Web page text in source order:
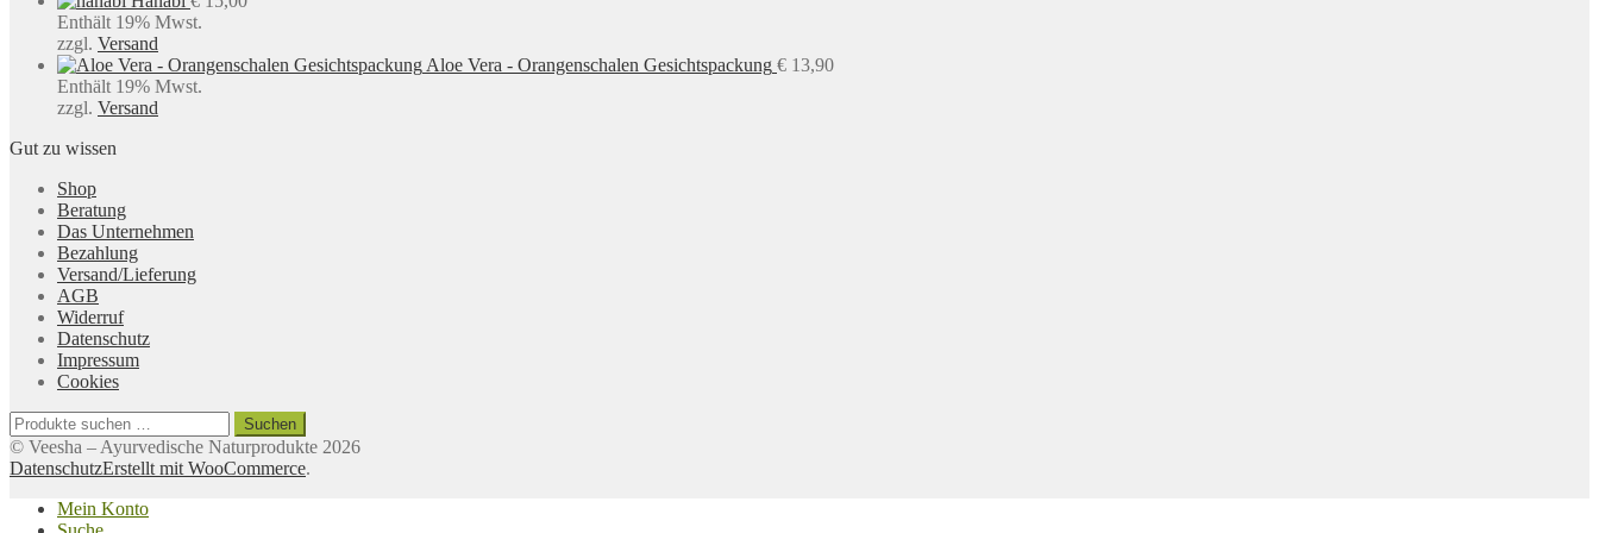
Enthält 19% Mwst.
zzgl. Versand
Aloe Vera - Orangenschalen Gesichtspackung € 13,90
Enthält 19% Mwst.
zzgl. Versand
Gut zu wissen
Shop
Beratung
Das Unternehmen
Bezahlung
Versand/Lieferung
AGB
Widerruf
Datenschutz
Impressum
Cookies
Suchen
nach:
Suchen
© Veesha – Ayurvedische Naturprodukte 2026
DatenschutzErstellt mit WooCommerce.
Mein Konto